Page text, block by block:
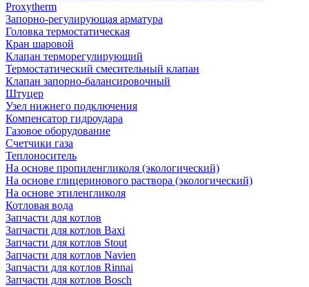
Proxytherm
Запорно-регулирующая арматура
Головка термостатическая
Кран шаровой
Клапан терморегулирующий
Термостатический смесительный клапан
Клапан запорно-балансировочный
Штуцер
Узел нижнего подключения
Компенсатор гидроудара
Газовое оборудование
Счетчики газа
Теплоноситель
На основе пропиленгликоля (экологический)
На основе глицеринового раствора (экологический)
На основе этиленгликоля
Котловая вода
Запчасти для котлов
Запчасти для котлов Baxi
Запчасти для котлов Stout
Запчасти для котлов Navien
Запчасти для котлов Rinnai
Запчасти для котлов Bosch